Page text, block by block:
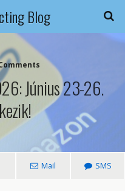
Blog
Június 23-26.
Mail SMS